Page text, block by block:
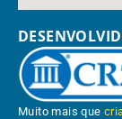
Muito mais que